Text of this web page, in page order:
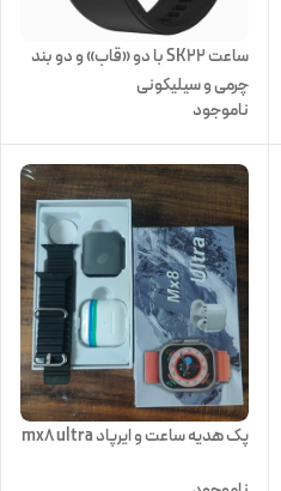
ساعت SK22 با دو «قاب» و دو بند
چرمی و سیلیکونی
ناموجود
پک هدیه ساعت و ایرپاد mx8 ultra